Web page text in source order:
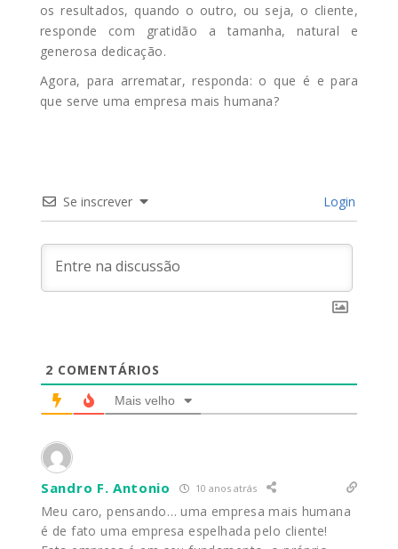
os resultados, quando o outro, ou seja, o cliente,
responde com gratidão a tamanha, natural e
generosa dedicação.
Agora, para arrematar, responda: o que é e para
que serve uma empresa mais humana?
Se inscrever Login
2 COMENTÁRIOS
Mais velho
Sandro F. Antonio 10 anos atrás
Meu caro, pensando… uma empresa mais humana
é de fato uma empresa espelhada pelo cliente!